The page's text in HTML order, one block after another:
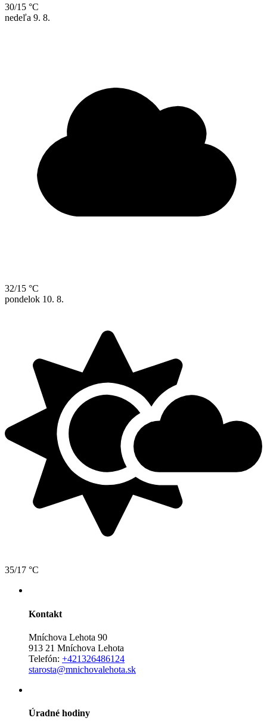
30/15 °C
nedeľa 9. 8.
32/15 °C
pondelok 10. 8.
35/17 °C
Kontakt
Mníchova Lehota 90
913 21 Mníchova Lehota
Telefón: +421326486124
starosta@mnichovalehota.sk
Úradné hodiny